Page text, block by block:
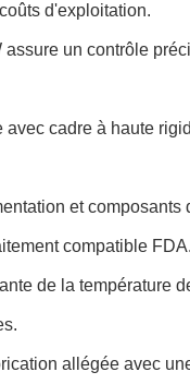
d'exploitation.
assure un contrôle
avec cadre à haute
et composants
compatible FDA.
de la température
allégée avec